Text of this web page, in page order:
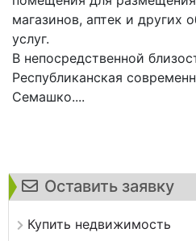
Оставить заявку
Купить недвижимость
магазинов, аптек и других
услуг.
В непосредственной
Республиканская
Семашко....